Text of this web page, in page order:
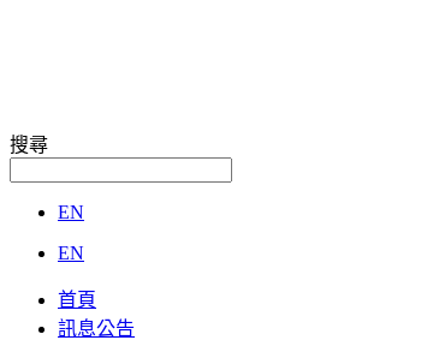
搜尋
EN
EN
首頁
訊息公告